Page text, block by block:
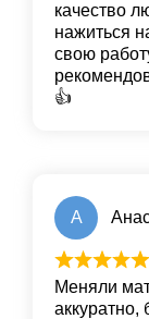
качество
нажиться
свою
👍
А
Меняли